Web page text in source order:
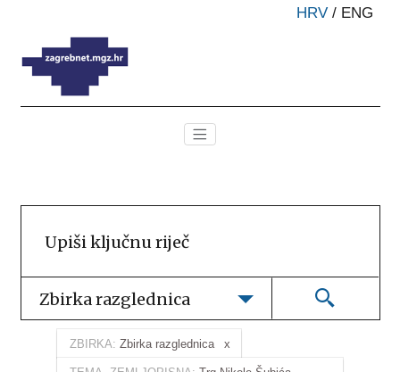
HRV / ENG
Zbirka razglednica
ZBIRKA: Zbirka razglednica